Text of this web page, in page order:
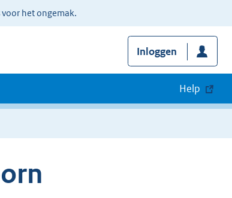
het ongemak.
Inloggen
Help